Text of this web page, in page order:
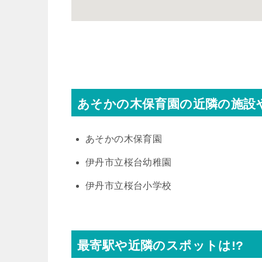
あそかの木保育園の近隣の施設
あそかの木保育園
伊丹市立桜台幼稚園
伊丹市立桜台小学校
最寄駅や近隣のスポットは!?